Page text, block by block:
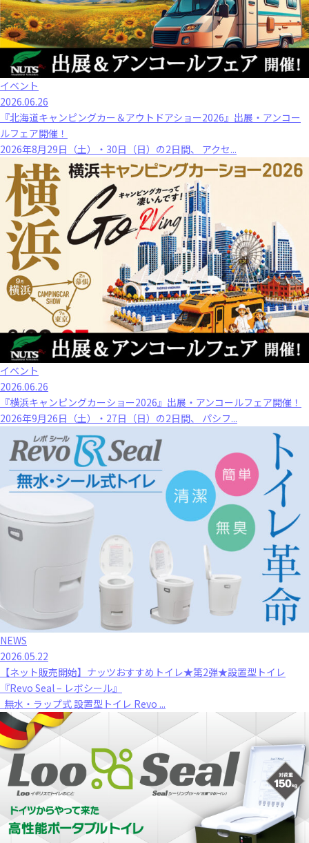
イベント
2026.06.26
『北海道キャンピングカー＆アウトドアショー2026』出展・アンコー
ルフェア開催！
2026年8月29日（土）・30日（日）の2日間、 アクセ...
イベント
2026.06.26
『横浜キャンピングカーショー2026』出展・アンコールフェア開催！
2026年9月26日（土）・27日（日）の2日間、 パシフ...
NEWS
2026.05.22
【ネット販売開始】ナッツおすすめトイレ★第2弾★設置型トイレ
『Revo Seal – レボシール』
無水・ラップ式 設置型トイレ Revo ...